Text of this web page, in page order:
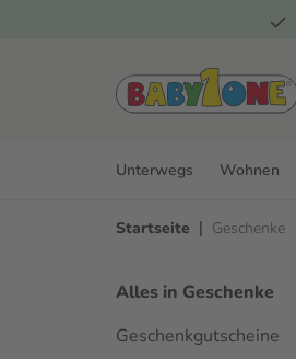
Zur Hauptnavigation springen
Unterwegs Wohnen
Startseite | Geschenke
Alles in Geschenke
Geschenkgutscheine